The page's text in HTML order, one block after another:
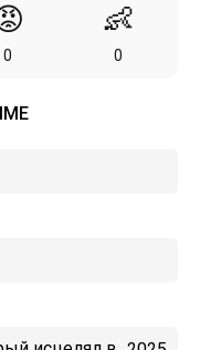
0
👶
0